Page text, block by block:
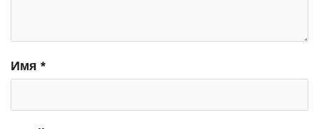
Имя *